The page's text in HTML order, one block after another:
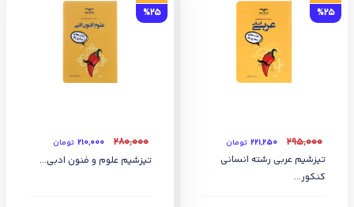
%25
۲۹۵,۰۰۰ ۲۲۱,۲۵۰ تومان
تیزشیم عربی رشته انسانی
کنکور...
%25
۲۸۰,۰۰۰ ۲۱۰,۰۰۰ تومان
تیزشیم علوم و فنون ادبی...